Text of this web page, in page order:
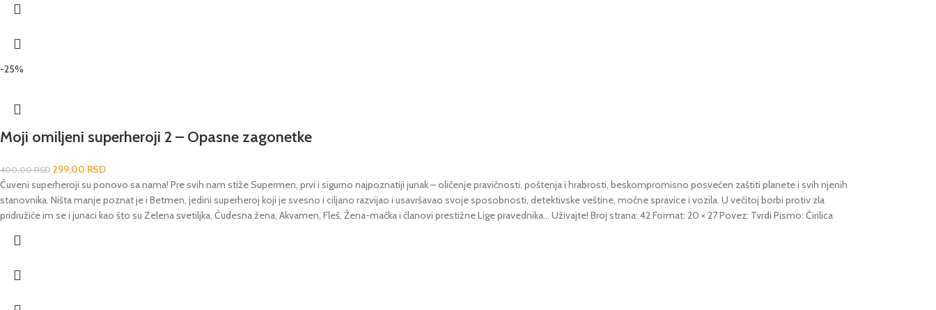
-25%
Moji omiljeni superheroji 2 – Opasne zagonetke
400,00RSD 299,00 RSD
Čuveni superheroji su ponovo sa nama! Pre svih nam stiže Supermen, prvi i sigurno najpoznatiji junak – oličenje pravičnosti, poštenja i hrabrosti, beskompromisno posvećen zaštiti planete i svih njenih
stanovnika. Ništa manje poznat je i Betmen, jedini superheroj koji je svesno i ciljano razvijao i usavršavao svoje sposobnosti, detektivske veštine, moćne spravice i vozila. U večitoj borbi protiv zla
pridružiće im se i junaci kao što su Zelena svetiljka, Čudesna žena, Akvamen, Fleš, Žena-mačka i članovi prestižne Lige pravednika… Uživajte! Broj strana: 42 Format: 20 × 27 Povez: Tvrdi Pismo: Ćirilica